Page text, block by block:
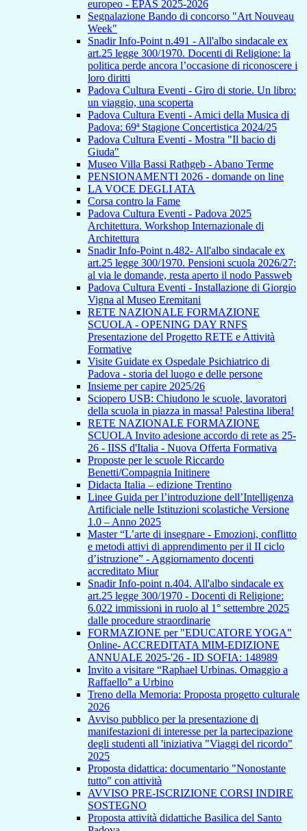
europeo - EPAS 2025-2026
Segnalazione Bando di concorso "Art Nouveau
Week"
Snadir Info-Point n.491 - All'albo sindacale ex
art.25 legge 300/1970. Docenti di Religione: la
politica perde ancora l’occasione di riconoscere i
loro diritti
Padova Cultura Eventi - Giro di storie. Un libro:
un viaggio, una scoperta
Padova Cultura Eventi - Amici della Musica di
Padova: 69ª Stagione Concertistica 2024/25
Padova Cultura Eventi - Mostra "Il bacio di
Giuda"
Museo Villa Bassi Rathgeb - Abano Terme
PENSIONAMENTI 2026 - domande on line
LA VOCE DEGLI ATA
Corsa contro la Fame
Padova Cultura Eventi - Padova 2025
Architettura. Workshop Internazionale di
Architettura
Snadir Info-Point n.482- All'albo sindacale ex
art.25 legge 300/1970. Pensioni scuola 2026/27:
al via le domande, resta aperto il nodo Passweb
Padova Cultura Eventi - Installazione di Giorgio
Vigna al Museo Eremitani
RETE NAZIONALE FORMAZIONE
SCUOLA - OPENING DAY RNFS
Presentazione del Progetto RETE e Attività
Formative
Visite Guidate ex Ospedale Psichiatrico di
Padova - storia del luogo e delle persone
Insieme per capire 2025/26
Sciopero USB: Chiudono le scuole, lavoratori
della scuola in piazza in massa! Palestina libera!
RETE NAZIONALE FORMAZIONE
SCUOLA Invito adesione accordo di rete as 25-
26 - IISS d'Italia - Nuova Offerta Formativa
Proposte per le scuole Riccardo
Benetti/Compagnia Initinere
Didacta Italia – edizione Trentino
Linee Guida per l’introduzione dell’Intelligenza
Artificiale nelle Istituzioni scolastiche Versione
1.0 – Anno 2025
Master “L’arte di insegnare - Emozioni, conflitto
e metodi attivi di apprendimento per il II ciclo
d’istruzione” - Aggiornamento docenti
accreditato Miur
Snadir Info-point n.404. All'albo sindacale ex
art.25 legge 300/1970 - Docenti di Religione:
6.022 immissioni in ruolo al 1° settembre 2025
dalle procedure straordinarie
FORMAZIONE per "EDUCATORE YOGA"
Online- ACCREDITATA MIM-EDIZIONE
ANNUALE 2025-'26 - ID SOFIA: 148989
Invito a visitare “Raphael Urbinas. Omaggio a
Raffaello” a Urbino
Treno della Memoria: Proposta progetto culturale
2026
Avviso pubblico per la presentazione di
manifestazioni di interesse per la partecipazione
degli studenti all 'iniziativa "Viaggi del ricordo"
2025
Proposta didattica: documentario "Nonostante
tutto" con attività
AVVISO PRE-ISCRIZIONE CORSI INDIRE
SOSTEGNO
Proposta attività didattiche Basilica del Santo